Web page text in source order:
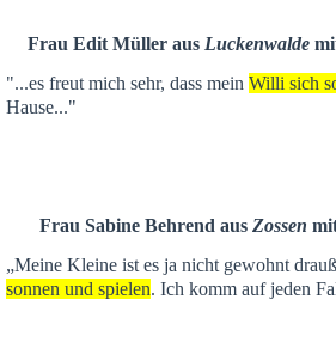
Frau Edit Müller aus Luckenwalde
"...es freut mich sehr, dass mein Willi sich
Hause..."
Frau Sabine Behrend aus Zossen
„Meine Kleine ist es ja nicht gewohnt
sonnen und spielen. Ich komm auf jeden